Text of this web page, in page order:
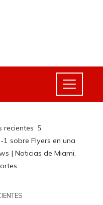
recientes
sobre Flyers en una
| Noticias de Miami,